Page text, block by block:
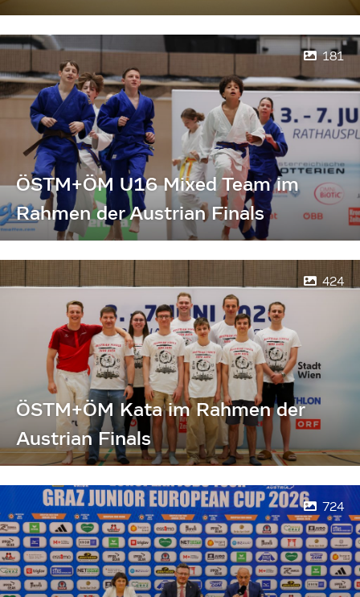
181
ÖSTM+ÖM U16 Mixed Team im
Rahmen der Austrian Finals
424
ÖSTM+ÖM Kata im Rahmen der
Austrian Finals
724